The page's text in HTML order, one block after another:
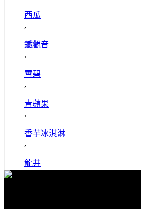
西瓜
,
鐵觀音
,
雪碧
,
青蘋果
,
香芋冰淇淋
,
龍井